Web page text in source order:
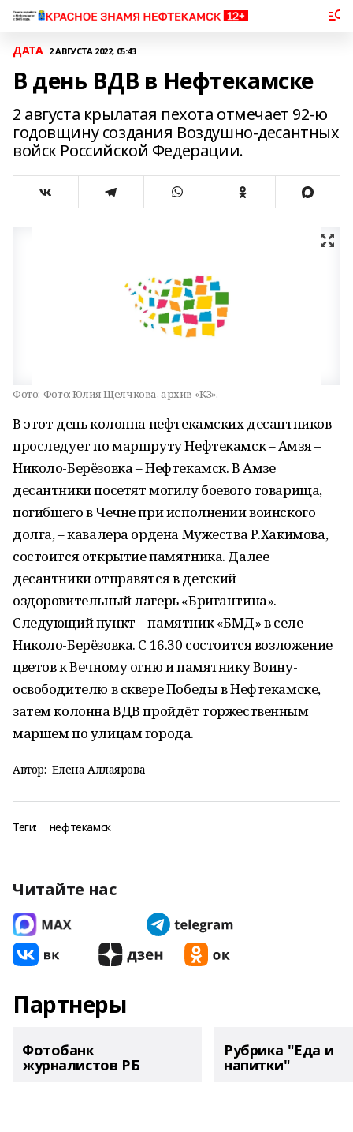
ДАТА 2 АВГУСТА 2022, 05:43
В день ВДВ в Нефтекамске
2 августа крылатая пехота отмечает 92-ю
годовщину создания Воздушно-десантных
войск Российской Федерации.
Фото: Фото: Юлия Щелчкова, архив «КЗ».
В этот день колонна нефтекамских десантников
проследует по маршруту Нефтекамск – Амзя –
Николо-Берёзовка – Нефтекамск. В Амзе
десантники посетят могилу боевого товарища,
погибшего в Чечне при исполнении воинского
долга, – кавалера ордена Мужества Р.Хакимова,
состоится открытие памятника. Далее
десантники отправятся в детский
оздоровительный лагерь «Бригантина».
Следующий пункт – памятник «БМД» в селе
Николо-Берёзовка. С 16.30 состоится возложение
цветов к Вечному огню и памятнику Воину-
освободителю в сквере Победы в Нефтекамске,
затем колонна ВДВ пройдёт торжественным
маршем по улицам города.
Автор: Елена Аллаярова
Теги: нефтекамск
Читайте нас
Партнеры
Фотобанк
журналистов РБ
Рубрика "Еда и
напитки"